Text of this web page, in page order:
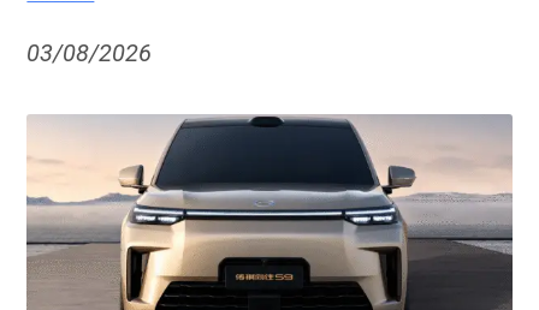
03/08/2026